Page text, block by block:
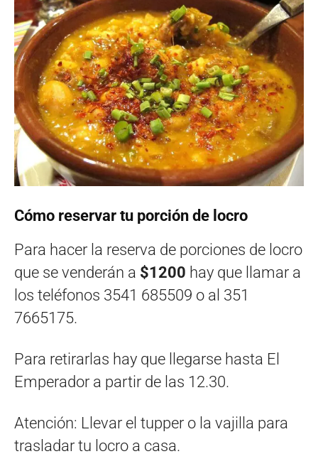
Cómo reservar tu porción de locro
Para hacer la reserva de porciones de locro
que se venderán a $1200 hay que llamar a
los teléfonos 3541 685509 o al 351
7665175.
Para retirarlas hay que llegarse hasta El
Emperador a partir de las 12.30.
Atención: Llevar el tupper o la vajilla para
trasladar tu locro a casa.